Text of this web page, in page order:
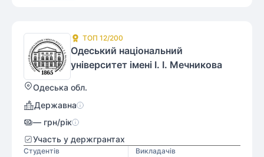
ТОП 12/200
Одеський національний
університет імені І. І. Мечникова
Одеська обл.
Державна
— грн/рік
Участь у держгрантах
Студентів Викладачів